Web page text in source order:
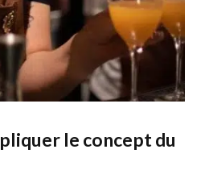
le concept du